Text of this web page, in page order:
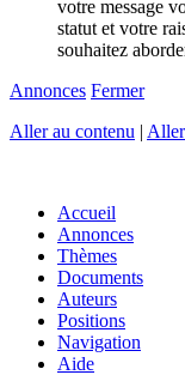
votre message
statut et votre
souhaitez
Annonces Fermer
Aller au contenu |
Accueil
Annonces
Thèmes
Documents
Auteurs
Positions
Navigation
Aide